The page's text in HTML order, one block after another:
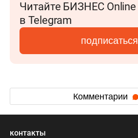
Читайте БИЗНЕС Online
в Telegram
подписаться
Комментарии
контакты